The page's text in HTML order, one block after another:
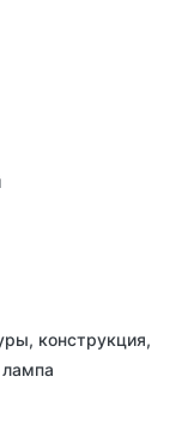
конструкция,